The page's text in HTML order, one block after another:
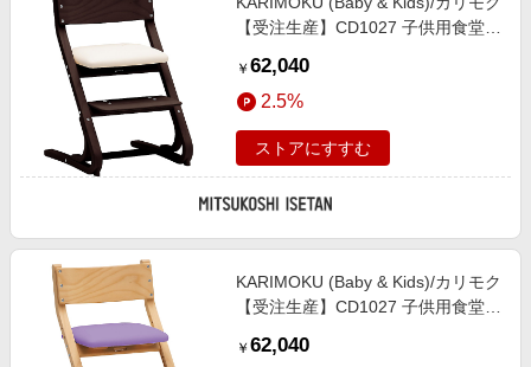
【受注生産】CD1027 子供用食堂椅
リー色 机・デスク【三越伊勢丹/公
式】
￥ 62,040
2.5%
ストアにすすむ
KARIMOKU (Baby & Kids)/カリモク
【受注生産】CD1027 子供用食堂椅
プル色 机・デスク【三越伊勢丹/公
￥ 62,040